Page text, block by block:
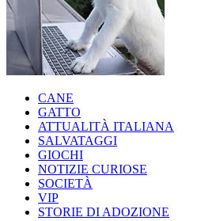
CANE
GATTO
ATTUALITÀ ITALIANA
SALVATAGGI
GIOCHI
NOTIZIE CURIOSE
SOCIETÀ
VIP
STORIE DI ADOZIONE